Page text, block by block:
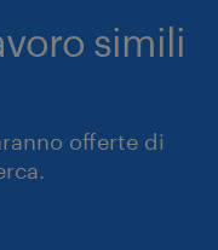
simili
offerte di